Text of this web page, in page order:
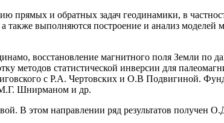
прямых и обратных задач геодинамики, в
также выполняются построение и анализ
восстановление магнитного поля Земли по
методов статистической инверсии для
с Р.А. Чертовских и О.В Подвигиной.
Шнирманом и др.
В этом направлении ряд результатов получен